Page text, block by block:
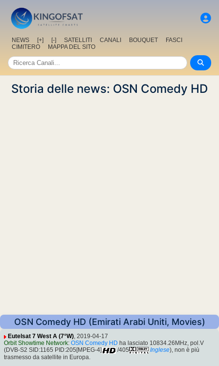
NEWS [+] [-] SATELLITI CANALI BOUQUET
FASCI
CIMITERO
MAPPA DEL SITO
Storia delle news: OSN Comedy HD
OSN Comedy HD (Emirati Arabi Uniti, Movies)
Eutelsat 7 West A (7°W), 2019-04-17
Orbit Showtime Network: OSN Comedy HD ha lasciato 10834.26MHz, pol.V
(DVB-S2 SID:1165 PID:205[MPEG-4]
/405 Inglese), non è più
trasmesso da satellite in Europa.